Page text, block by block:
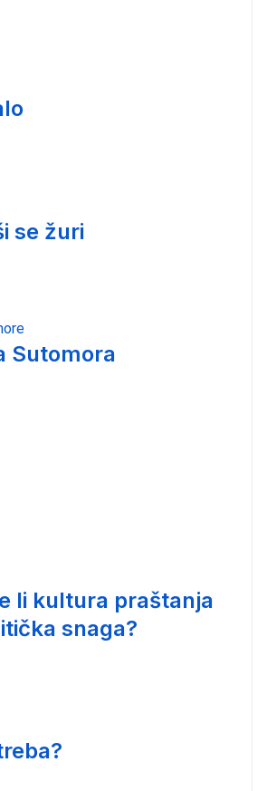
se žuri
Sutomora
li kultura praštanja
snaga?